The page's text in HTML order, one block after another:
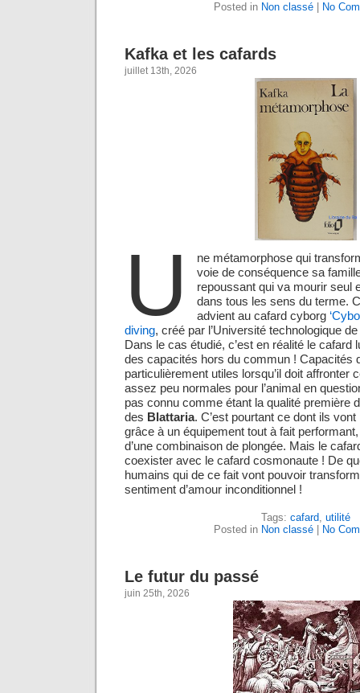
Posted in Non classé| No
Kafka et les cafards
juillet 13th, 2026
U
ne métamorphose qui
voie de conséquence sa
repoussant qui va mourir seul
dans tous les sens du terme.
advient au cafard cyborg
diving, créé par l’Université technologique
Dans le cas étudié, c’est en réalité le cafard
des capacités hors du commun ! Capacités
particulièrement utiles lorsqu’il doit affronter
assez peu normales pour l’animal en
pas connu comme étant la qualité première
des Blattaria. C’est pourtant ce dont ils
grâce à un équipement tout à fait
d’une combinaison de plongée. Mais le
coexister avec le cafard cosmonaute ! De
humains qui de ce fait vont pouvoir
sentiment d’amour inconditionnel !
Tags: cafard, utilité
Posted in Non classé| No
Le futur du passé
juin 25th, 2026